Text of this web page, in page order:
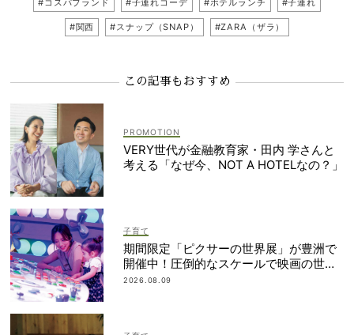
#関西 #スナップ（SNAP） #ZARA（ザラ）
この記事もおすすめ
VERY世代が金融教育家・田内 学さんと
考える「なぜ今、NOT A HOTELなの？」
子育て
期間限定「ピクサーの世界展」が豊洲で
開催中！圧倒的なスケールで映画の世界
へ没入
2026.08.09